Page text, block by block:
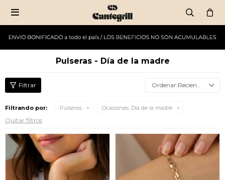

Pulseras - Día de la madre
Recientes
Filtrando por: Pulseras Ocasiones: Día de la madre
Quitar filtros